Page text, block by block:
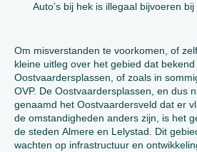
Auto’s bij hek is illegaal bijvoeren
Om misverstanden te voorkomen, of
kleine uitleg over het gebied dat
Oostvaardersplassen, of zoals in
OVP. De Oostvaardersplassen, en dus
genaamd het Oostvaardersveld dat er
de omstandigheden anders zijn, is het
de steden Almere en Lelystad. Dit
wachten op infrastructuur en